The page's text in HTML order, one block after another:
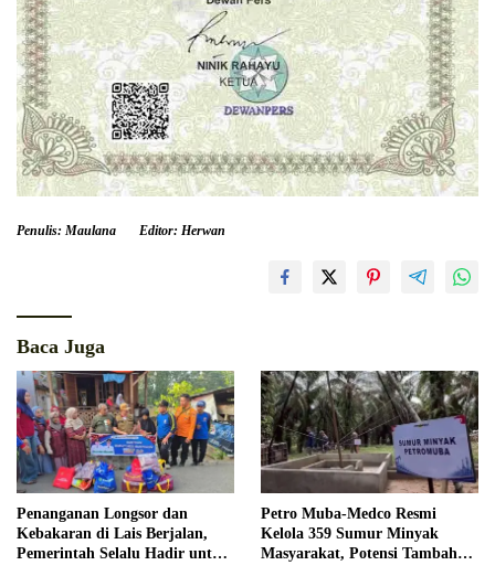
Penulis: Maulana Editor: Herwan
Baca Juga
Penanganan Longsor dan
Kebakaran di Lais Berjalan,
Pemerintah Selalu Hadir untuk
Petro Muba-Medco Resmi
Kelola 359 Sumur Minyak
Masyarakat, Potensi Tambah